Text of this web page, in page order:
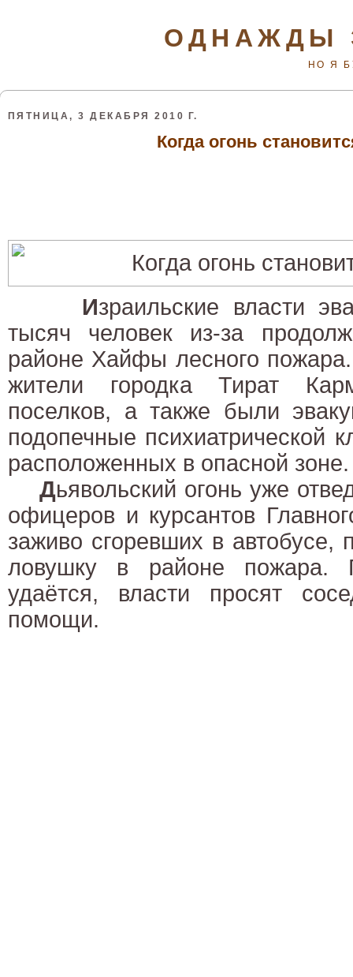
ОДНАЖДЫ
НО Я
ПЯТНИЦА, 3 ДЕКАБРЯ 2010 Г.
Когда огонь
Израильские власти
тысяч человек из-за
районе Хайфы лесного
жители городка Тират
поселков, а также были
подопечные психиатрической
расположенных в опасной зоне.
Дьявольский огонь уже
офицеров и курсантов
заживо сгоревших в
ловушку в районе пожара.
удаётся, власти просят
помощи.